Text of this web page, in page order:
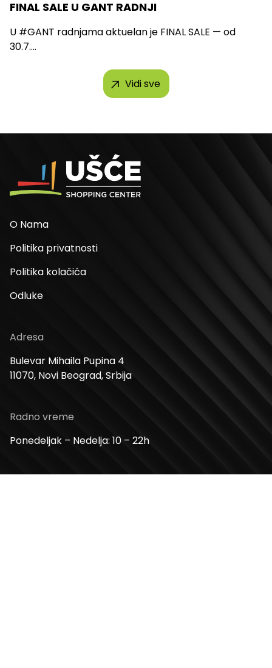
FINAL SALE U GANT RADNJI
U #GANT radnjama aktuelan je FINAL SALE — od
30.7....
Vidi sve
O Nama
Politika privatnosti
Politika kolačića
Odluke
Adresa
Bulevar Mihaila Pupina 4
11070, Novi Beograd, Srbija
Radno vreme
Ponedeljak – Nedelja: 10 – 22h